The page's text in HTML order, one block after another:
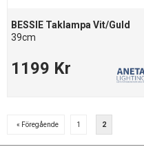
BESSIE Taklampa Vit/Guld
39cm
1199 Kr
« Föregående 1 2